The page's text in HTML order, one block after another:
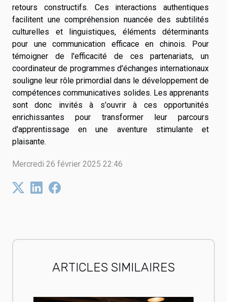
retours constructifs. Ces interactions authentiques
facilitent une compréhension nuancée des subtilités
culturelles et linguistiques, éléments déterminants
pour une communication efficace en chinois. Pour
témoigner de l'efficacité de ces partenariats, un
coordinateur de programmes d'échanges internationaux
souligne leur rôle primordial dans le développement de
compétences communicatives solides. Les apprenants
sont donc invités à s'ouvrir à ces opportunités
enrichissantes pour transformer leur parcours
d'apprentissage en une aventure stimulante et
plaisante.
Mercredi 26 février 2025 22:46
ARTICLES SIMILAIRES